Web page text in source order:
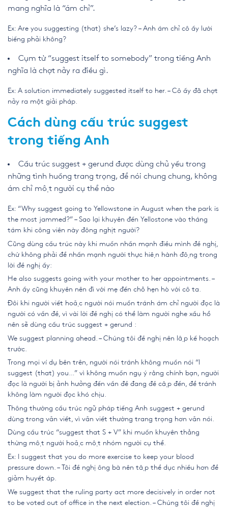
mang nghĩa là “ám chỉ”.
Ex: Are you suggesting (that) she’s lazy? – Anh ám chỉ cô ấy lười
biếng phải không?
Cụm từ “suggest itself to somebody” trong tiếng Anh
nghĩa là chợt nảy ra điều gì.
Ex: A solution immediately suggested itself to her. – Cô ấy đã chợt
nảy ra một giải pháp.
Cách dùng cấu trúc suggest
trong tiếng Anh
Cấu trúc suggest + gerund được dùng chủ yếu trong
những tình huống trang trọng, để nói chung chung, không
ám chỉ một người cụ thể nào
Ex: “Why suggest going to Yellowstone in August when the park is
the most jammed?” – Sao lại khuyên đến Yellostone vào tháng
tám khi công viên này đông nghịt người?
Cũng dùng cấu trúc này khi muốn nhấn mạnh điều mình đề nghị,
chứ không phải để nhấn mạnh người thực hiện hành động trong
lời đề nghị ấy:
He also suggests going with your mother to her appointments. –
Anh ấy cũng khuyên nên đi với mẹ đến chỗ hẹn hò với cô ta.
Đôi khi người viết hoặc người nói muốn tránh ám chỉ người đọc là
người có vấn đề, vì vài lời đề nghị có thể làm người nghe xấu hổ
nên sẽ dùng cấu trúc suggest + gerund :
We suggest planning ahead. – Chúng tôi đề nghị nên lập kế hoạch
trước.
Trong mọi ví dụ bên trên, người nói tránh không muốn nói “I
suggest (that) you…” vì không muốn ngụ ý rằng chính bạn, người
đọc là người bị ảnh hưởng đến vấn đề đang đề cập đến, để tránh
không làm người đọc khó chịu.
Thông thường cấu trúc ngữ pháp tiếng Anh suggest + gerund
dùng trong văn viết, vì văn viết thường trang trọng hơn văn nói.
Dùng cấu trúc “suggest that S + V” khi muốn khuyên thẳng
thừng một người hoặc một nhóm người cụ thể.
Ex:
I suggest that you do more exercise to keep your blood
pressure down. – Tôi đề nghị ông bà nên tập thể dục nhiều hơn để
giảm huyết áp.
We suggest that the ruling party act more decisively in order not
to be voted out of office in the next election. – Chúng tôi đề nghị